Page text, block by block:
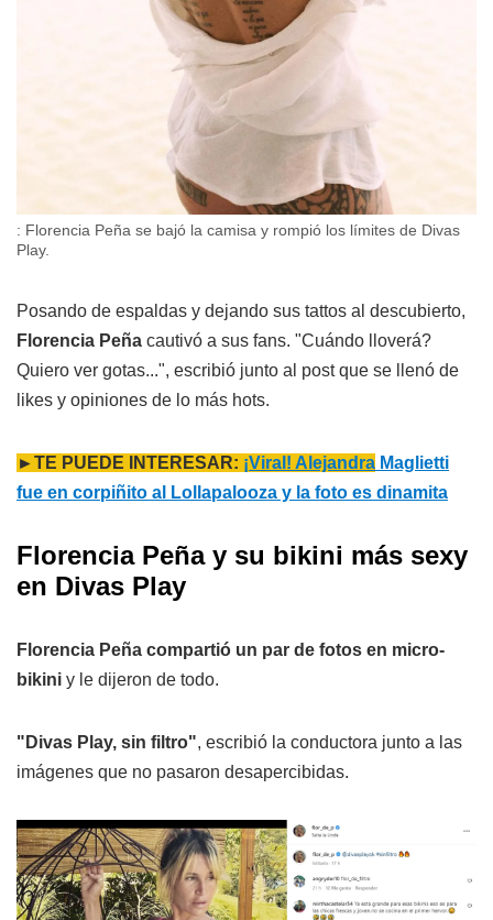
: Florencia Peña se bajó la camisa y rompió los límites de Divas
Play.
Posando de espaldas y dejando sus tattos al descubierto,
Florencia Peña cautivó a sus fans. "Cuándo lloverá?
Quiero ver gotas...", escribió junto al post que se llenó de
likes y opiniones de lo más hots.
►TE PUEDE INTERESAR: ¡Viral! Alejandra Maglietti
fue en corpiñito al Lollapalooza y la foto es dinamita
Florencia Peña y su bikini más sexy
en Divas Play
Florencia Peña compartió un par de fotos en micro-
bikini y le dijeron de todo.
"Divas Play, sin filtro", escribió la conductora junto a las
imágenes que no pasaron desapercibidas.